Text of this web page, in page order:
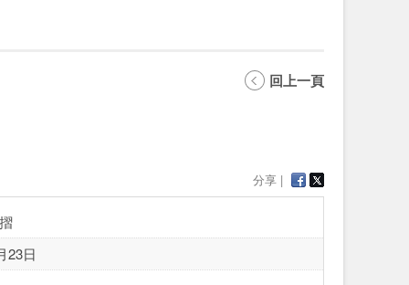
回上一頁
分享 |
23日